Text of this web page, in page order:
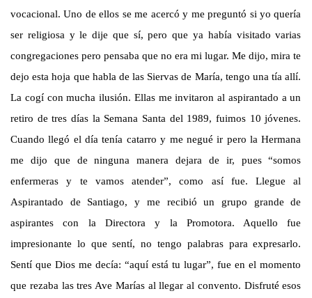
vocacional. Uno de ellos se me acercó y me preguntó si yo quería
ser religiosa y le dije que sí, pero que ya había visitado varias
congregaciones pero pensaba que no era mi lugar. Me dijo, mira te
dejo esta hoja que habla de las Siervas de María, tengo una tía allí.
La cogí con mucha ilusión. Ellas me invitaron al aspirantado a un
retiro de tres días la Semana Santa del 1989, fuimos 10 jóvenes.
Cuando llegó el día tenía catarro y me negué ir pero la Hermana
me dijo que de ninguna manera dejara de ir, pues “somos
enfermeras y te vamos atender”, como así fue. Llegue al
Aspirantado de Santiago, y me recibió un grupo grande de
aspirantes con la Directora y la Promotora. Aquello fue
impresionante lo que sentí, no tengo palabras para expresarlo.
Sentí que Dios me decía: “aquí está tu lugar”, fue en el momento
que rezaba las tres Ave Marías al llegar al convento. Disfruté esos